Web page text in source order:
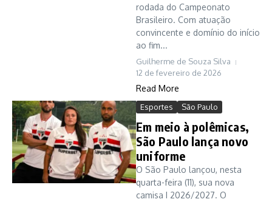
rodada do Campeonato
Brasileiro. Com atuação
convincente e domínio do início
ao fim...
Guilherme de Souza Silva
12 de fevereiro de 2026
Read More
Esportes São Paulo
Em meio à polêmicas,
São Paulo lança novo
uniforme
O São Paulo lançou, nesta
quarta-feira (11), sua nova
camisa I 2026/2027. O